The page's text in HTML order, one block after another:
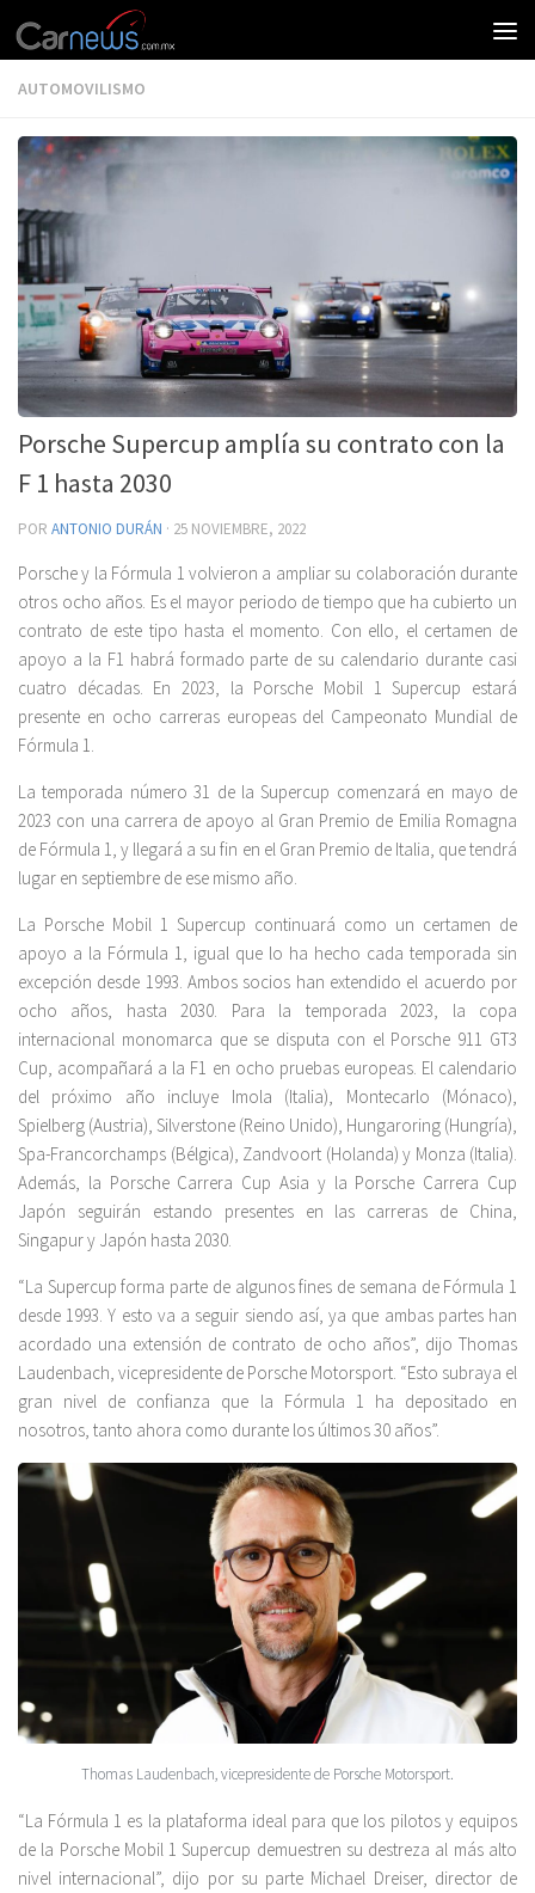
AUTOMOVILISMO
Porsche Supercup amplía su contrato con la
F 1 hasta 2030
POR ANTONIO DURÁN · 25 NOVIEMBRE, 2022
Porsche y la Fórmula 1 volvieron a ampliar su colaboración durante
otros ocho años. Es el mayor periodo de tiempo que ha cubierto un
contrato de este tipo hasta el momento. Con ello, el certamen de
apoyo a la F1 habrá formado parte de su calendario durante casi
cuatro décadas. En 2023, la Porsche Mobil 1 Supercup estará
presente en ocho carreras europeas del Campeonato Mundial de
Fórmula 1.
La temporada número 31 de la Supercup comenzará en mayo de
2023 con una carrera de apoyo al Gran Premio de Emilia Romagna
de Fórmula 1, y llegará a su fin en el Gran Premio de Italia, que tendrá
lugar en septiembre de ese mismo año.
La Porsche Mobil 1 Supercup continuará como un certamen de
apoyo a la Fórmula 1, igual que lo ha hecho cada temporada sin
excepción desde 1993. Ambos socios han extendido el acuerdo por
ocho años, hasta 2030. Para la temporada 2023, la copa
internacional monomarca que se disputa con el Porsche 911 GT3
Cup, acompañará a la F1 en ocho pruebas europeas. El calendario
del próximo año incluye Imola (Italia), Montecarlo (Mónaco),
Spielberg (Austria), Silverstone (Reino Unido), Hungaroring (Hungría),
Spa-Francorchamps (Bélgica), Zandvoort (Holanda) y Monza (Italia).
Además, la Porsche Carrera Cup Asia y la Porsche Carrera Cup
Japón seguirán estando presentes en las carreras de China,
Singapur y Japón hasta 2030.
“La Supercup forma parte de algunos fines de semana de Fórmula 1
desde 1993. Y esto va a seguir siendo así, ya que ambas partes han
acordado una extensión de contrato de ocho años”, dijo Thomas
Laudenbach, vicepresidente de Porsche Motorsport. “Esto subraya el
gran nivel de confianza que la Fórmula 1 ha depositado en
nosotros, tanto ahora como durante los últimos 30 años”.
Thomas Laudenbach, vicepresidente de Porsche Motorsport.
“La Fórmula 1 es la plataforma ideal para que los pilotos y equipos
de la Porsche Mobil 1 Supercup demuestren su destreza al más alto
nivel internacional”, dijo por su parte Michael Dreiser, director de